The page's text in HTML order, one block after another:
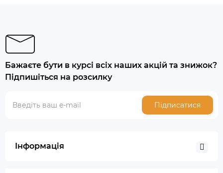
Бажаєте бути в курсі всіх наших акцій та знижок?
Підпишіться на розсилку
Підписатися
Інформація